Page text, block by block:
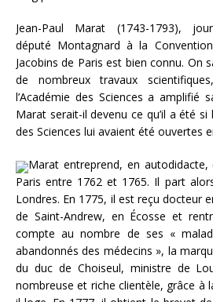
Jean-Paul Marat (1743-1793),
député Montagnard à la
Jacobins de Paris est bien connu. On
de nombreux travaux
l’Académie des Sciences a amplifié
Marat serait-il devenu ce qu’il a été si
des Sciences lui avaient été ouvertes
Marat entreprend, en
Paris entre 1762 et 1765. Il part
Londres. En 1775, il est reçu docteur
de Saint-Andrew, en Écosse et
compte au nombre de ses «
abandonnés des médecins », la
du duc de Choiseul, ministre de
nombreuse et riche clientèle, grâce à